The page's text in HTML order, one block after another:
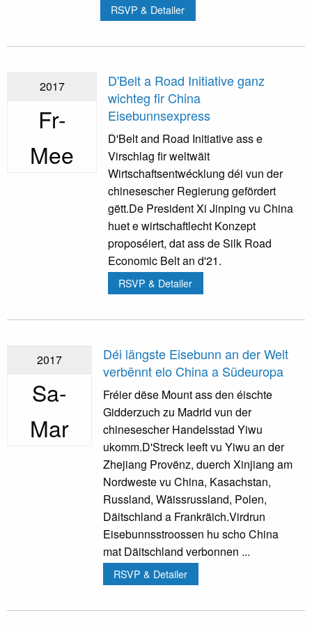
RSVP & Detailer
2017
Fr-
Mee
D'Belt a Road Initiative ganz
wichteg fir China
Eisebunnsexpress
D'Belt and Road Initiative ass e
Virschlag fir weltwäit
Wirtschaftsentwécklung déi vun der
chinesescher Regierung gefördert
gëtt.De President Xi Jinping vu China
huet e wirtschaftlecht Konzept
proposéiert, dat ass de Silk Road
Economic Belt an d'21.
RSVP & Detailer
2017
Sa-
Mar
Déi längste Eisebunn an der Welt
verbënnt elo China a Südeuropa
Fréier dëse Mount ass den éischte
Gidderzuch zu Madrid vun der
chinesescher Handelsstad Yiwu
ukomm.D'Streck leeft vu Yiwu an der
Zhejiang Provënz, duerch Xinjiang am
Nordweste vu China, Kasachstan,
Russland, Wäissrussland, Polen,
Däitschland a Frankräich.Virdrun
Eisebunnsstroossen hu scho China
mat Däitschland verbonnen ...
RSVP & Detailer